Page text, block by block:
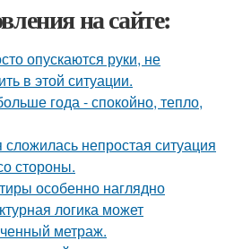
на сайте:
опускаются руки, не
в этой ситуации.
года - спокойно, тепло,
непростая ситуация
стороны.
особенно наглядно
логика может
метраж.